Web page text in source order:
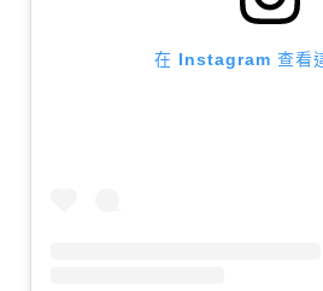
在 Instagram 查看